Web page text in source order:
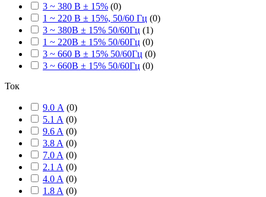
3 ~ 380 В ± 15% (0)
1 ~ 220 В ± 15%, 50/60 Гц (0)
3 ~ 380В ± 15% 50/60Гц (1)
1 ~ 220В ± 15% 50/60Гц (0)
3 ~ 660 В ± 15% 50/60Гц (0)
3 ~ 660В ± 15% 50/60Гц (0)
Ток
9.0 А (0)
5.1 A (0)
9.6 A (0)
3.8 A (0)
7.0 A (0)
2.1 A (0)
4.0 A (0)
1.8 A (0)